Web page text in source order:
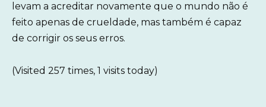
levam a acreditar novamente que o mundo não é
feito apenas de crueldade, mas também é capaz
de corrigir os seus erros.
(Visited 257 times, 1 visits today)